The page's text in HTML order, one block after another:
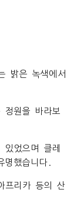
밝은 녹색에서
정원을 바라보
었으며 클레
했습니다.
프리카 등의 산